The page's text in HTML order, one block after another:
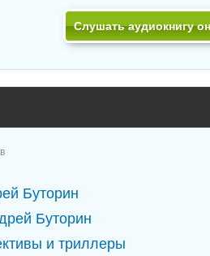
Слушать аудиокнигу
Буторин
Буторин
и триллеры